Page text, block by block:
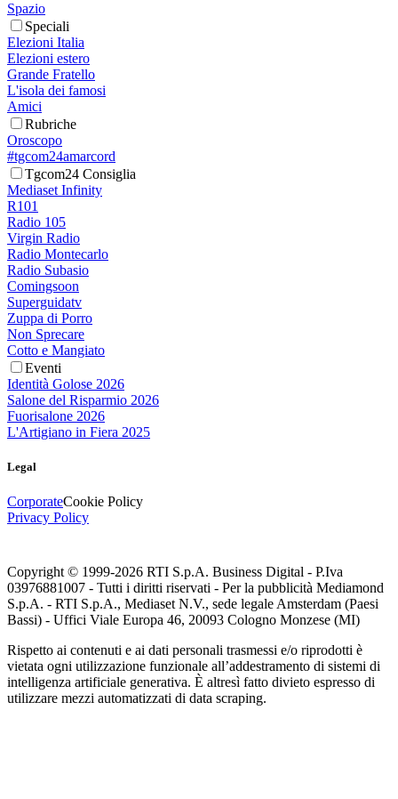
Spazio
Speciali
Elezioni Italia
Elezioni estero
Grande Fratello
L'isola dei famosi
Amici
Rubriche
Oroscopo
#tgcom24amarcord
Tgcom24 Consiglia
Mediaset Infinity
R101
Radio 105
Virgin Radio
Radio Montecarlo
Radio Subasio
Comingsoon
Superguidatv
Zuppa di Porro
Non Sprecare
Cotto e Mangiato
Eventi
Identità Golose 2026
Salone del Risparmio 2026
Fuorisalone 2026
L'Artigiano in Fiera 2025
Legal
CorporateCookie Policy
Privacy Policy
Copyright © 1999-2026 RTI S.p.A. Business Digital - P.Iva
03976881007 - Tutti i diritti riservati - Per la pubblicità Mediamond
S.p.A. - RTI S.p.A., Mediaset N.V., sede legale Amsterdam (Paesi
Bassi) - Uffici Viale Europa 46, 20093 Cologno Monzese (MI)
Rispetto ai contenuti e ai dati personali trasmessi e/o riprodotti è
vietata ogni utilizzazione funzionale all’addestramento di sistemi di
intelligenza artificiale generativa. È altresì fatto divieto espresso di
utilizzare mezzi automatizzati di data scraping.